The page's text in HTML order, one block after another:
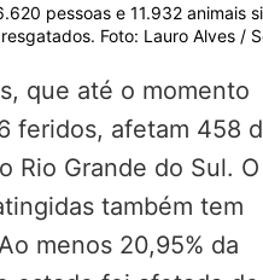
pessoas e 11.932 animais
Foto: Lauro Alves /
que até o momento
feridos, afetam 458
Rio Grande do Sul.
também tem
menos 20,95% da